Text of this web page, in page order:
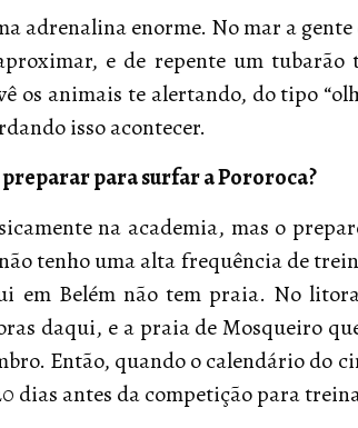
adrenalina enorme. No mar a
e de repente um tubarão
os animais te alertando, do tipo
isso acontecer.
preparar para surfar a Pororoca?
na academia, mas o
tenho uma alta frequência de
em Belém não tem praia. No
daqui, e a praia de Mosqueiro
Então, quando o calendário do
dias antes da competição para